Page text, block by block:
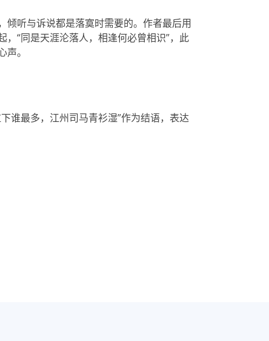
倾听与诉说都是落寞时需要的。作者最后用
“同是天涯沦落人，相逢何必曾相识”，此
。
谁最多，江州司马青衫湿”作为结语，表达